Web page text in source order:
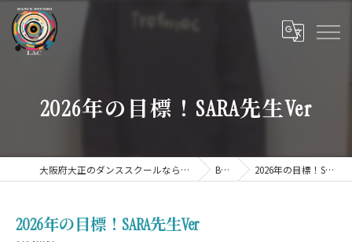
2026年の目標！SARA先生Ver
大阪府大正のダンススクールならDANCE STUDIO LAC BLOG 2026年の目標！SARA先生Ver
2026年の目標！SARA先生Ver